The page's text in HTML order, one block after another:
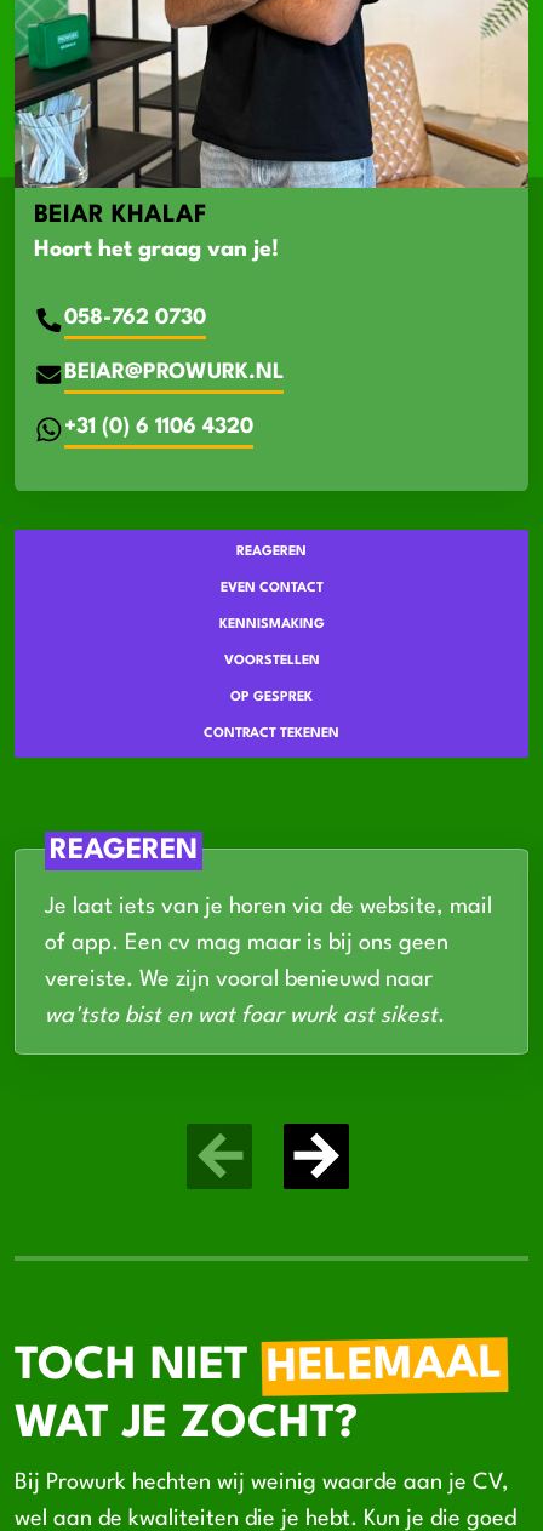
BEIAR KHALAF
Hoort het graag van je!
058-762 0730
BEIAR@PROWURK.NL
+31 (0) 6 1106 4320
REAGEREN
EVEN CONTACT
KENNISMAKING
VOORSTELLEN
OP GESPREK
CONTRACT TEKENEN
REAGEREN
Je laat iets van je horen via de website, mail
of app. Een cv mag maar is bij ons geen
vereiste. We zijn vooral benieuwd naar
wa'tsto bist en wat foar wurk ast sikest.
TOCH NIETHELEMAAL
WAT JE ZOCHT?
Bij Prowurk hechten wij weinig waarde aan je CV,
wel aan de kwaliteiten die je hebt. Kun je die goed